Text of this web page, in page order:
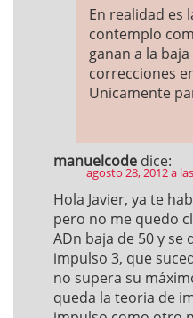
En realidad es
contemplo
ganan a la
correcciones
Unicamente
manuelcode dice:
agosto 28, 2012 a
Hola Javier, ya te
pero no me quedo
ADn baja de 50 y
impulso 3, que
no supera su
queda la teoria de